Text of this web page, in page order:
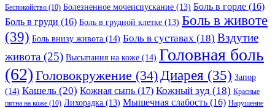
Беспокойство (10) Болезненное мочеиспускание (13) Боль в горле (16)
Боль в груди (16) Боль в грудной клетке (13) Боль в животе
(39) Боль внизу живота (14) Боль в суставах (18) Вздутие
живота (25) Высыпания на коже (14) Головная боль
(62) Головокружение (34) Диарея (35) Запор
(14) Кашель (20) Кожная сыпь (17) Кожный зуд (18) Красные
пятна на коже (10) Лихорадка (13) Мышечная слабость (16) Нарушение